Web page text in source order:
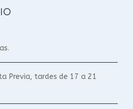
Previa, tardes de 17 a 21